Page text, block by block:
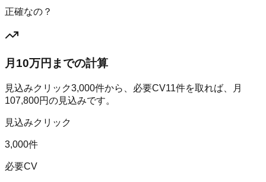
正確なの？
月10万円までの計算
見込みクリック3,000件から、必要CV11件を取れば、月
107,800円の見込みです。
見込みクリック
3,000件
必要CV